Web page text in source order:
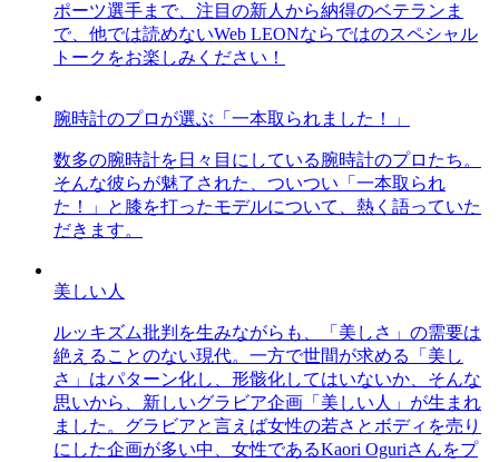
ポーツ選手まで、注目の新人から納得のベテランま
で、他では読めないWeb LEONならではのスペシャル
トークをお楽しみください！
腕時計のプロが選ぶ「一本取られました！」
数多の腕時計を日々目にしている腕時計のプロたち。
そんな彼らが魅了された、ついつい「一本取られ
た！」と膝を打ったモデルについて、熱く語っていた
だきます。
美しい人
ルッキズム批判を生みながらも、「美しさ」の需要は
絶えることのない現代。一方で世間が求める「美し
さ」はパターン化し、形骸化してはいないか、そんな
思いから、新しいグラビア企画「美しい人」が生まれ
ました。グラビアと言えば女性の若さとボディを売り
にした企画が多い中、女性であるKaori Oguriさんをプ